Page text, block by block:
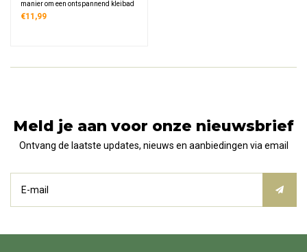
manier om een ontspannend kleibad
te nemen of een verzorgend masker
€11,99
Meld je aan voor onze nieuwsbrief
Ontvang de laatste updates, nieuws en aanbiedingen via email